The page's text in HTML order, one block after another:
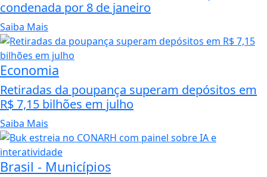
condenada por 8 de janeiro
Saiba Mais
Economia
Retiradas da poupança superam depósitos em
R$ 7,15 bilhões em julho
Saiba Mais
Brasil - Municípios